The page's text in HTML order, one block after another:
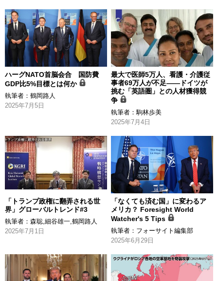
ハーグNATO首脳会合 国防費
GDP比5%目標とは何か
執筆者： 鶴岡路人
2025年7月5日
最大で医師5万人、看護・介護従
事者69万人が不足――ドイツが
挑む「英語圏」との人材獲得競
争
執筆者：駒林歩美
2025年7月4日
「トランプ政権に翻弄される世
界」グローバルトレンド#3
執筆者： 森聡,細谷雄一,鶴岡路人
2025年7月1日
「なくても済む国」に変わるア
メリカ？ Foresight World
Watcher's 5 Tips
執筆者： フォーサイト編集部
2025年6月29日